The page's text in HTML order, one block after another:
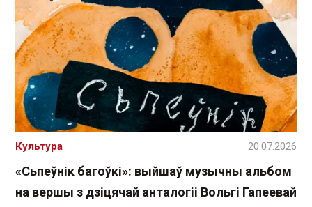
«Сьпеўнік багоўкі»: выйшаў музычны альбом
на вершы з дзіцячай анталогіі Вольгі Гапеевай
Культура 20.07.2026